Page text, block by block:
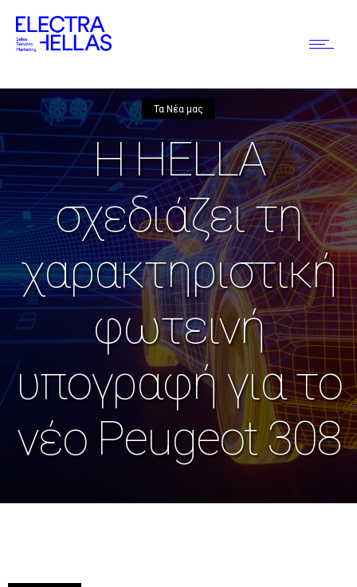
Τα Νέα μας
Η HELLA
σχεδιάζει τη
χαρακτηριστική
φωτεινή
υπογραφή για το
νέο Peugeot 308